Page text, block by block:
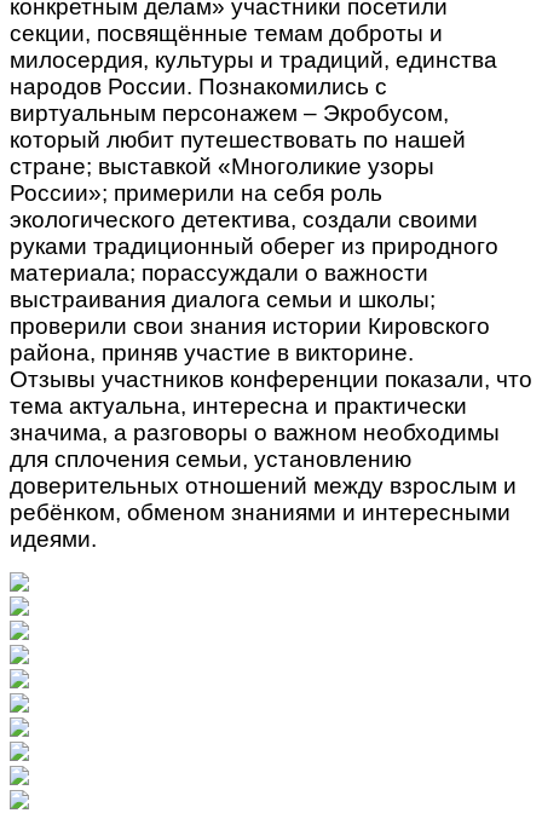
конкретным делам» участники посетили
секции, посвящённые темам доброты и
милосердия, культуры и традиций, единства
народов России. Познакомились с
виртуальным персонажем – Экробусом,
который любит путешествовать по нашей
стране; выставкой «Многоликие узоры
России»; примерили на себя роль
экологического детектива, создали своими
руками традиционный оберег из природного
материала; порассуждали о важности
выстраивания диалога семьи и школы;
проверили свои знания истории Кировского
района, приняв участие в викторине.
Отзывы участников конференции показали, что
тема актуальна, интересна и практически
значима, а разговоры о важном необходимы
для сплочения семьи, установлению
доверительных отношений между взрослым и
ребёнком, обменом знаниями и интересными
идеями.